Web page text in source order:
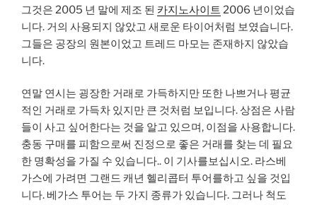
그것은 2005 년 말에 제조 된 카지노사이트 2006 년이었습
니다. 거의 사용되지 않았고 새로운 타이어처럼 보였습니다.
그들은 공장의 원본이었고 트레드 마모는 존재하지 않았습
니다.
연말 연시는 굉장한 거래로 가득하지만 또한 나쁘거나 평균
적인 거래로 가득차 있지만 큰 것처럼 보입니다. 상점은 사람
들이 사고 싶어한다는 것을 알고 있으며, 이점을 사용합니다.
충동 구매를 피함으로써 진정으로 좋은 거래를 찾는 데 필요
한 명확성을 가질 수 있습니다.. 이 기사를보십시오. 라스베
가스에 가려면 그랜드 캐년 헬리콥터 투어를하고 싶을 것입
니다. 베가스 투어는 두 가지 종류가 있습니다. 그러나 척도